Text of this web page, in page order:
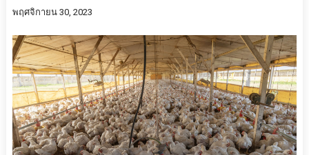
พฤศจิกายน 30, 2023